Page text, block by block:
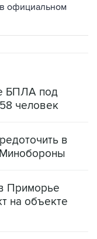
официальном
БПЛА под
человек
в
Приморье
на объекте